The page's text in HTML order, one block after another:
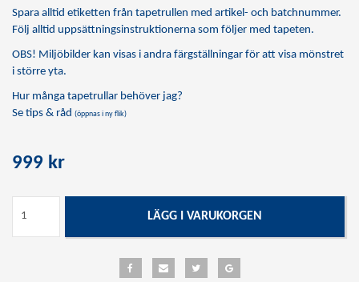
Spara alltid etiketten från tapetrullen med artikel- och batchnummer.
Följ alltid uppsättningsinstruktionerna som följer med tapeten.
OBS! Miljöbilder kan visas i andra färgställningar för att visa mönstret
i större yta.
Hur många tapetrullar behöver jag?
Se tips & råd (öppnas i ny flik)
999 kr
LÄGG I VARUKORGEN